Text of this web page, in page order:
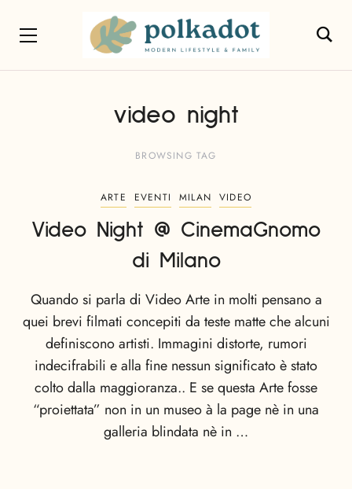
video night
BROWSING TAG
ARTE EVENTI MILAN VIDEO
Video Night @ CinemaGnomo
di Milano
Quando si parla di Video Arte in molti pensano a
quei brevi filmati concepiti da teste matte che alcuni
definiscono artisti. Immagini distorte, rumori
indecifrabili e alla fine nessun significato è stato
colto dalla maggioranza.. E se questa Arte fosse
“proiettata” non in un museo à la page nè in una
galleria blindata nè in …